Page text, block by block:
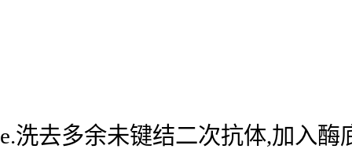
e.洗去多余未键结二次抗体,加入